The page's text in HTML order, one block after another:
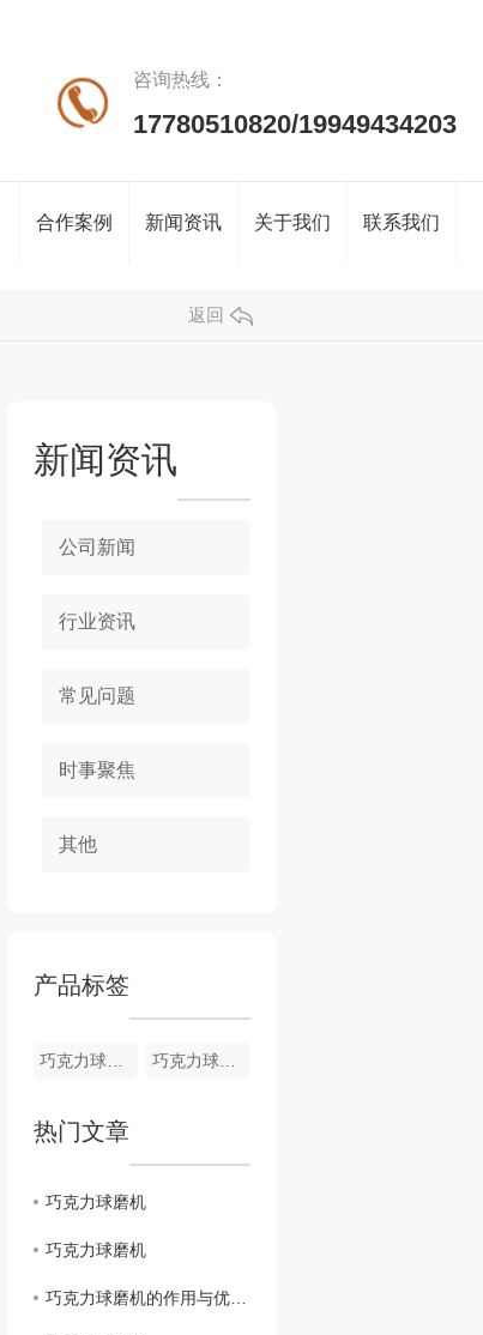
咨询热线：
17780510820/19949434203
合作案例 新闻资讯 关于我们 联系我们
返回
新闻资讯
公司新闻
行业资讯
常见问题
时事聚焦
其他
产品标签
巧克力球磨机生产 巧克力球磨机
热门文章
巧克力球磨机
巧克力球磨机
巧克力球磨机的作用与优势分析